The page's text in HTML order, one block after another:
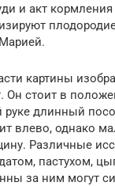
и акт
картины
Он стоит в
руке длинный
влево, однако
Различные
пастухом,
за ним могут